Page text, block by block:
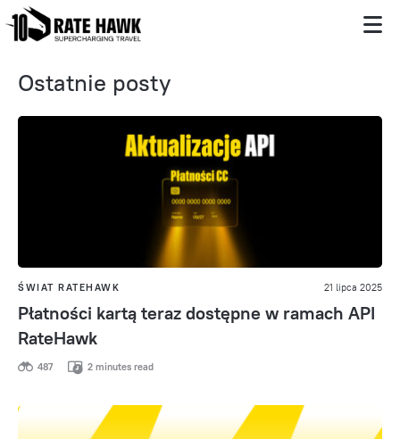
Ostatnie posty
ŚWIAT RATEHAWK 21 lipca 2025
Płatności kartą teraz dostępne w ramach API
RateHawk
487 2 minutes read